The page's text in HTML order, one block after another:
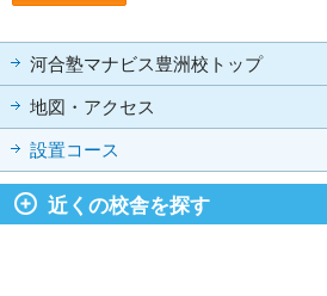
河合塾マナビス豊洲校トップ
地図・アクセス
設置コース
近くの校舎を探す